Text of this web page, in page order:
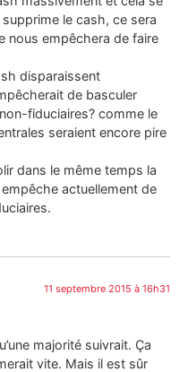
le cash, ce sera
nous empêchera de faire
disparaissent
de basculer
fiduciaires? comme le
seraient encore pire
dans le même temps la
actuellement de
11 septembre 2015 à 16h31
majorité suivrait. Ça
vite. Mais il est sûr